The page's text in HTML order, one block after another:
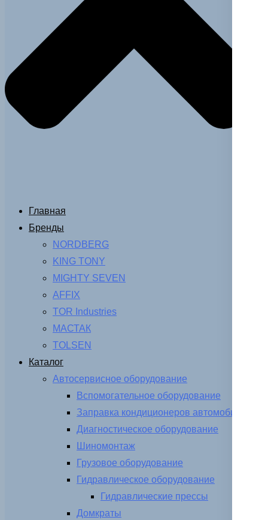
Главная
Бренды
NORDBERG
KING TONY
MIGHTY SEVEN
AFFIX
TOR Industries
МАСТАК
TOLSEN
Каталог
Автосервисное оборудование
Вспомогательное оборудование
Заправка кондиционеров автомобиля
Диагностическое оборудование
Шиномонтаж
Грузовое оборудование
Гидравлическое оборудование
Гидравлические прессы
Домкраты